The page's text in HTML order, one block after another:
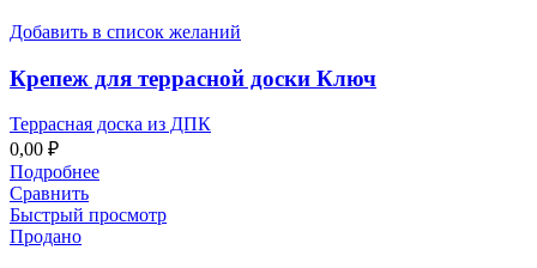
Добавить в список желаний
Крепеж для террасной доски Ключ
Террасная доска из ДПК
0,00 ₽
Подробнее
Сравнить
Быстрый просмотр
Продано